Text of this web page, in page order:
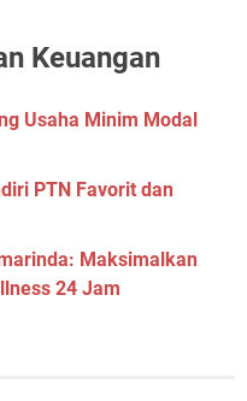
Keuangan
Usaha Minim Modal
PTN Favorit dan
Maksimalkan
24 Jam